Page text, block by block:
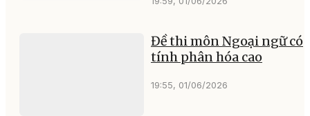
Đề thi môn Ngoại ngữ có
tính phân hóa cao
19:55, 01/06/2026